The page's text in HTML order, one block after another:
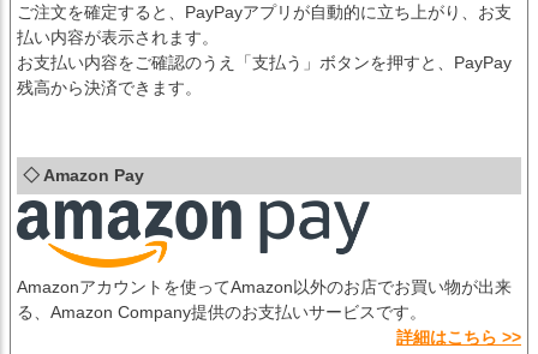
ご注文を確定すると、PayPayアプリが自動的に立ち上がり、お支
払い内容が表示されます。
お支払い内容をご確認のうえ「支払う」ボタンを押すと、PayPay
残高から決済できます。
◇ Amazon Pay
Amazonアカウントを使ってAmazon以外のお店でお買い物が出来
る、Amazon Company提供のお支払いサービスです。
詳細はこちら >>